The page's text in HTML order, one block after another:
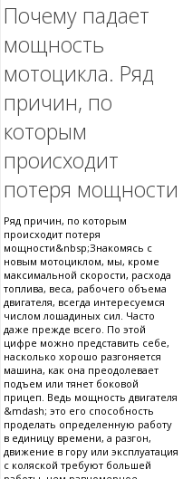
Почему падает
мощность
мотоцикла. Ряд
причин, по
которым
происходит
потеря мощности
Ряд причин, по которым
происходит потеря
мощности&nbsp;Знакомясь с
новым мотоциклом, мы, кроме
максимальной скорости, расхода
топлива, веса, рабочего объема
двигателя, всегда интересуемся
числом лошадиных сил. Часто
даже прежде всего. По этой
цифре можно представить себе,
насколько хорошо разгоняется
машина, как она преодолевает
подъем или тянет боковой
прицеп. Ведь мощность двигателя
&mdash; это его способность
проделать определенную работу
в единицу времени, а разгон,
движение в гору или эксплуатация
с коляской требуют большей